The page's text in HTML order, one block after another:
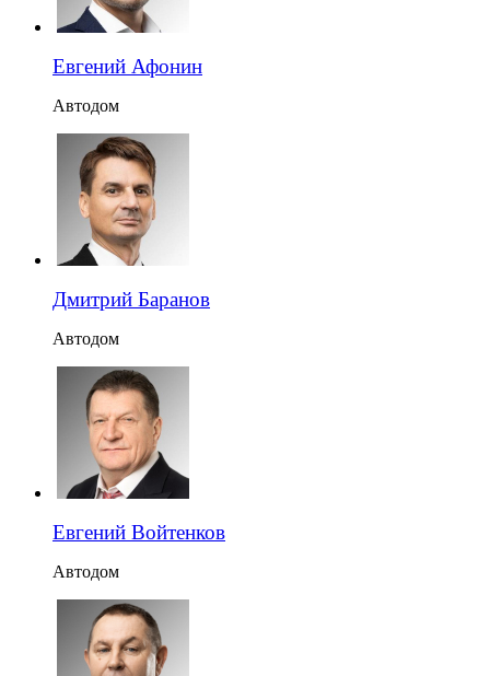
Евгений Афонин
Автодом
Дмитрий Баранов
Автодом
Евгений Войтенков
Автодом